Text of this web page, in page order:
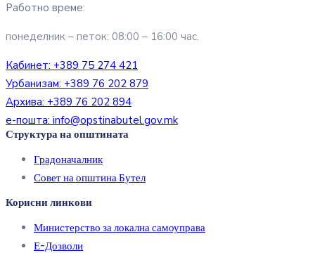
Работно време:
понеделник – петок: 08:00 – 16:00 час.
Кабинет: +389 75 274 421
Урбанизам: +389 76 202 879
Архива: +389 76 202 894
е-пошта: info@opstinabutel.gov.mk
Структура на општината
Градоначалник
Совет на општина Бутел
Корисни линкови
Министерство за локална самоуправа
Е-Дозволи